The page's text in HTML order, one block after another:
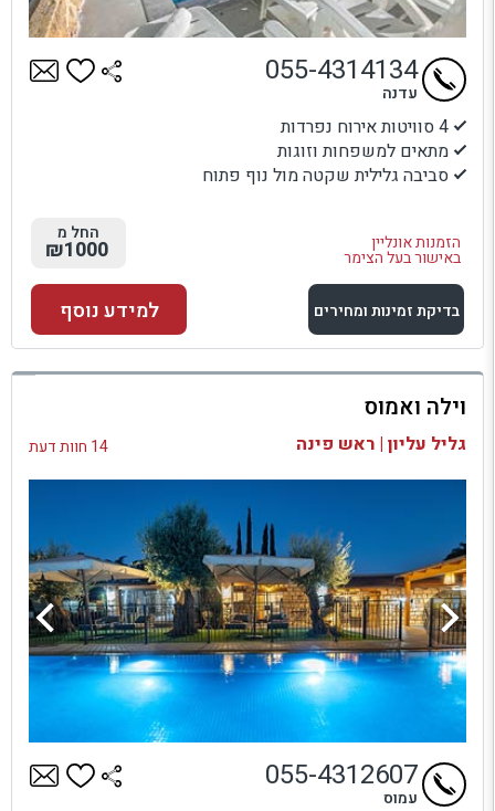
4 סוויטות אירוח נפרדות
מתאים למשפחות וזוגות
סביבה גלילית שקטה מול נוף פתוח
הזמנות אונליין
באישור בעל הצימר
055-4314134
עדנה
החל מ
₪1000
בדיקת זמינות ומחירים
למתחם זה
בדיקת זמינות ומחירים
למידע נוסף
וילה ואמוס
גליל עליון | ראש פינה 14 חוות דעת
055-4312607
עמוס